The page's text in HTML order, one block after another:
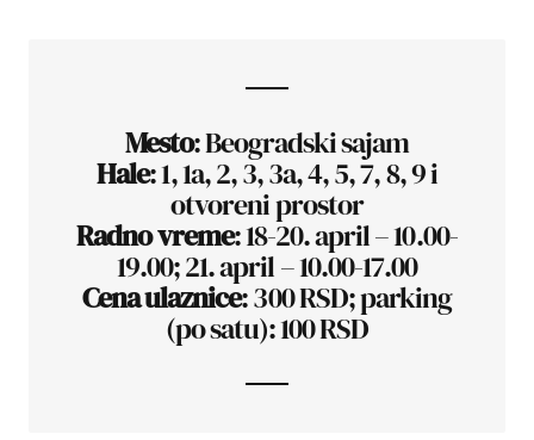
Mesto: Beogradski sajam
Hale: 1, 1a, 2, 3, 3a, 4, 5, 7, 8, 9 i
otvoreni prostor
Radno vreme: 18-20. april – 10.00-
19.00; 21. april – 10.00-17.00
Cena ulaznice: 300 RSD; parking
(po satu): 100 RSD